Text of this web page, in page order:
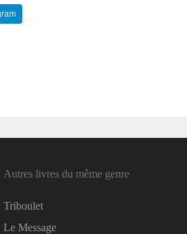
Autres livres du même genre
Triboulet
Le Message